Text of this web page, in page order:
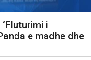
i
e madhe dhe